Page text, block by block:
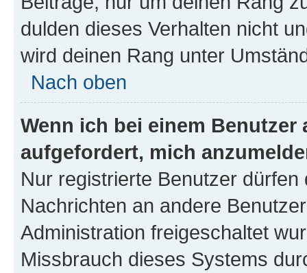
dulden dieses Verhalten nicht
wird deinen Rang unter
Nach oben
Wenn ich bei einem
aufgefordert, mich
Nur registrierte Benutzer
Nachrichten an andere
Administration freigeschaltet
Missbrauch dieses Systems